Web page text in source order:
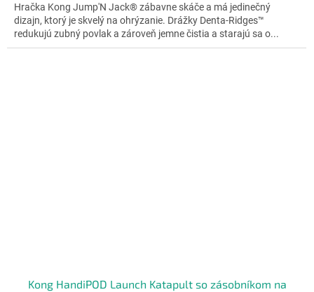
5
hviezdičiek.
Hračka Kong Jump'N Jack® zábavne skáče a má jedinečný
dizajn, ktorý je skvelý na ohrýzanie. Drážky Denta-Ridges™
redukujú zubný povlak a zároveň jemne čistia a starajú sa o...
Kong HandiPOD Launch Katapult so zásobníkom na